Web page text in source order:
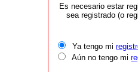
Es necesario estar
sea registrado (o
Ya tengo mi
Aún no tengo mi